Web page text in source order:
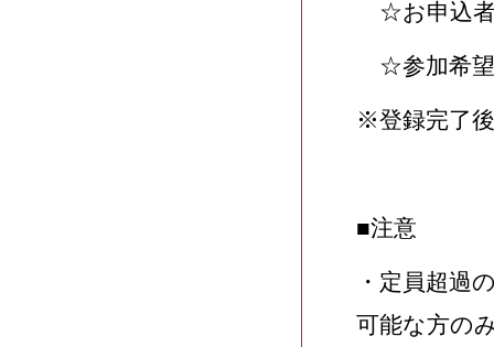
☆お申込者
☆参加希望
※登録完了
■注意
・定員超過
可能な方の